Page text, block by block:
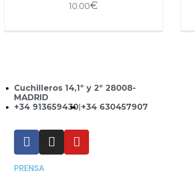
10.00€
Cuchilleros 14,1º y 2º 28008-
MADRID
+34 913659430|+34 630457907
PRENSA